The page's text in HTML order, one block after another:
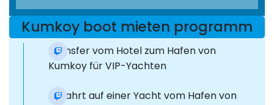
Kumkoy boot mieten programm
Transfer vom Hotel zum Hafen von
Kumkoy für VIP-Yachten
Abfahrt auf einer Yacht vom Hafen von